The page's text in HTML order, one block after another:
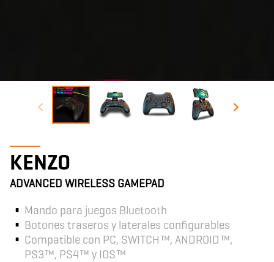
KENZO
ADVANCED WIRELESS GAMEPAD
Mando para juegos Bluetooth
Botones traseros y laterales configurables
Compatible con PC, SWITCH™, ANDROID™,
PS3™, PS4™ y IOS™